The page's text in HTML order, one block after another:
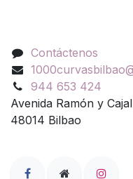
Contáctenos
944 653 424
Avenida Ramón y
48014 Bilbao